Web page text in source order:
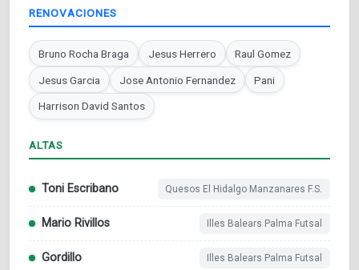
RENOVACIONES
Bruno Rocha Braga Jesus Herrero Raul Gomez
Jesus Garcia Jose Antonio Fernandez Pani
Harrison David Santos
ALTAS
Toni Escribano Quesos El Hidalgo Manzanares F.S.
Mario Rivillos Illes Balears Palma Futsal
Gordillo Illes Balears Palma Futsal